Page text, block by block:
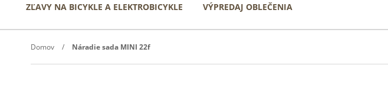
ZĽAVY NA BICYKLE A ELEKTROBICYKLE VÝPREDAJ OBLEČENIA
Domov Náradie sada MINI 22f